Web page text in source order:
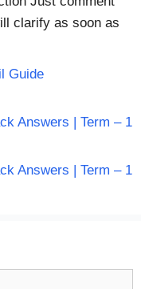
clarify as soon as
Guide
Answers | Term – 1
Answers | Term – 1